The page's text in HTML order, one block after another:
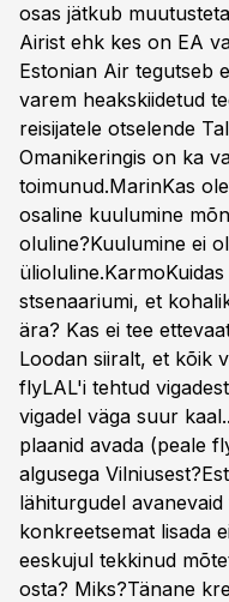
osas jätkub
Airist ehk kes on EA
Estonian Air tegutseb
varem heakskiidetud
reisijatele otselende
Omanikeringis on ka
toimunud.MarinKas
osaline kuulumine
oluline?Kuulumine ei
stsenaariumi, et
ära? Kas ei tee
Loodan siiralt, et kõik
flyLAL'i tehtud
vigadel väga suur
plaanid avada (peale
algusega
lähiturgudel
konkreetsemat lisada
eeskujul tekkinud
osta? Miks?Tänane